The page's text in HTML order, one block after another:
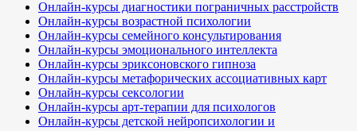
Онлайн-курсы диагностики пограничных расстройств
Онлайн-курсы возрастной психологии
Онлайн-курсы семейного консультирования
Онлайн-курсы эмоционального интеллекта
Онлайн-курсы эриксоновского гипноза
Онлайн-курсы метафорических ассоциативных карт
Онлайн-курсы сексологии
Онлайн-курсы арт-терапии для психологов
Онлайн-курсы детской нейропсихологии и